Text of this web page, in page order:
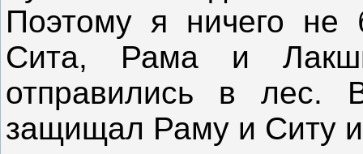
Поэтому я ничего не
Сита, Рама и
отправились в лес.
защищал Раму и Ситу